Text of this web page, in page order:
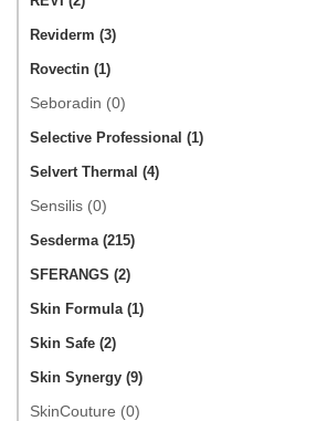
Reviderm (3)
Rovectin (1)
Seboradin (0)
Selective Professional (1)
Selvert Thermal (4)
Sensilis (0)
Sesderma (215)
SFERANGS (2)
Skin Formula (1)
Skin Safe (2)
Skin Synergy (9)
SkinCouture (0)